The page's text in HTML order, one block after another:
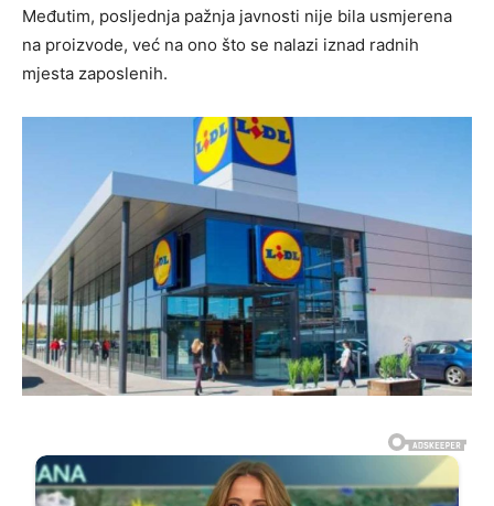
Međutim, posljednja pažnja javnosti nije bila usmjerena
na proizvode, već na ono što se nalazi iznad radnih
mjesta zaposlenih.